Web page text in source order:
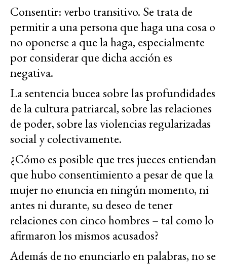
Consentir: verbo transitivo. Se trata de
permitir a una persona que haga una cosa o
no oponerse a que la haga, especialmente
por considerar que dicha acción es
negativa.
La sentencia bucea sobre las profundidades
de la cultura patriarcal, sobre las relaciones
de poder, sobre las violencias regularizadas
social y colectivamente.
¿Cómo es posible que tres jueces entiendan
que hubo consentimiento a pesar de que la
mujer no enuncia en ningún momento, ni
antes ni durante, su deseo de tener
relaciones con cinco hombres – tal como lo
afirmaron los mismos acusados?
Además de no enunciarlo en palabras, no se